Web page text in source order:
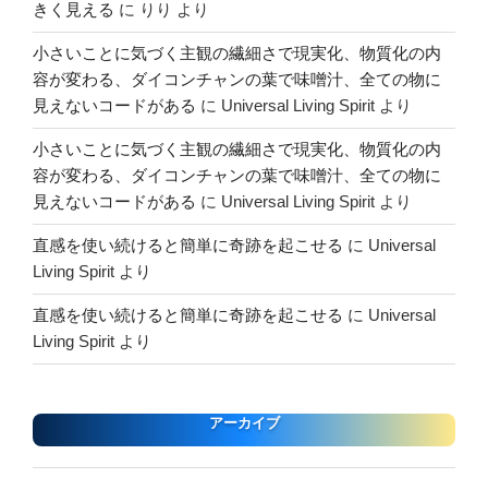
きく見える に りり より
小さいことに気づく主観の繊細さで現実化、物質化の内
容が変わる、ダイコンチャンの葉で味噌汁、全ての物に
見えないコードがある に Universal Living Spirit より
小さいことに気づく主観の繊細さで現実化、物質化の内
容が変わる、ダイコンチャンの葉で味噌汁、全ての物に
見えないコードがある に Universal Living Spirit より
直感を使い続けると簡単に奇跡を起こせる に Universal
Living Spirit より
直感を使い続けると簡単に奇跡を起こせる に Universal
Living Spirit より
アーカイブ